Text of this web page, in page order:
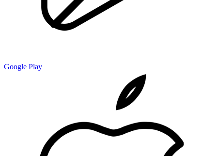
Google Play